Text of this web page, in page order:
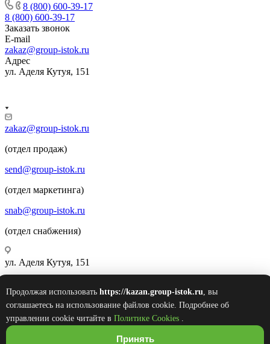
Продолжая использовать https://kazan.group-istok.ru, вы
соглашаетесь на использование файлов cookie. Подробнее об
управлении cookie читайте в Политике Cookies .
Принять
8 (800) 600-39-17
8 (800) 600-39-17
Заказать звонок
E-mail
zakaz@group-istok.ru
Адрес
ул. Аделя Кутуя, 151
zakaz@group-istok.ru
(отдел продаж)
send@group-istok.ru
(отдел маркетинга)
snab@group-istok.ru
(отдел снабжения)
ул. Аделя Кутуя, 151
© 2026 Инновационные Современные Теплицы
Оборудование Комплектующие (ИСТОК)